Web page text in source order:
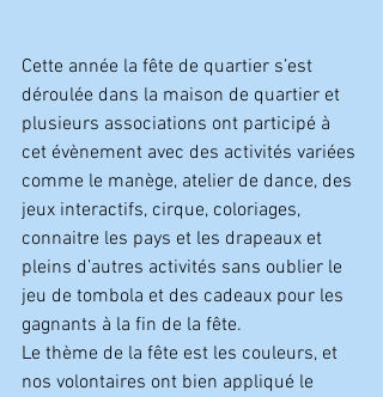
Cette année la fête de quartier s’est
déroulée dans la maison de quartier et
plusieurs associations ont participé à
cet évènement avec des activités variées
comme le manège, atelier de dance, des
jeux interactifs, cirque, coloriages,
connaitre les pays et les drapeaux et
pleins d’autres activités sans oublier le
jeu de tombola et des cadeaux pour les
gagnants à la fin de la fête.
Le thème de la fête est les couleurs, et
nos volontaires ont bien appliqué le